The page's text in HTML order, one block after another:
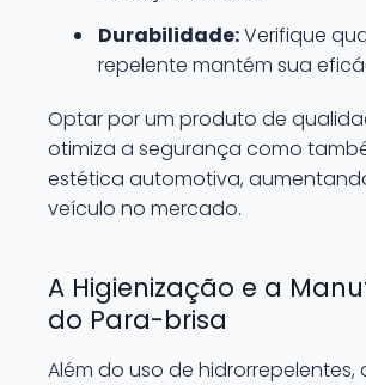
Durabilidade:Verifique
repelente mantém sua
Optar por um produto de
otimiza a segurança como
estética automotiva,
veículo no mercado.
A Higienização e a
do Para-brisa
Além do uso de hidrorrepelentes,